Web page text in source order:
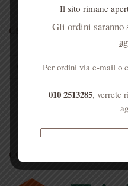
CERCA NEL SITO
CONVENZIONI
Il sito rimane
Gli ordini saranno
Per ordini via e-mail o
010 2513285, verrete